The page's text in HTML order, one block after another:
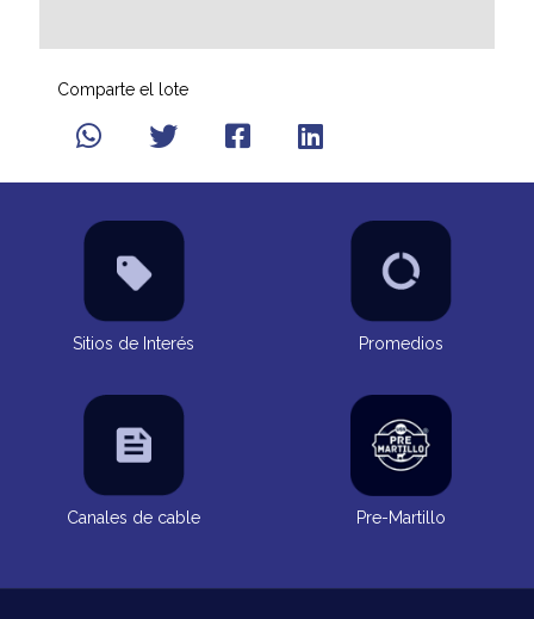
Comparte el lote
Sitios de Interés Promedios
Canales de cable Pre-Martillo